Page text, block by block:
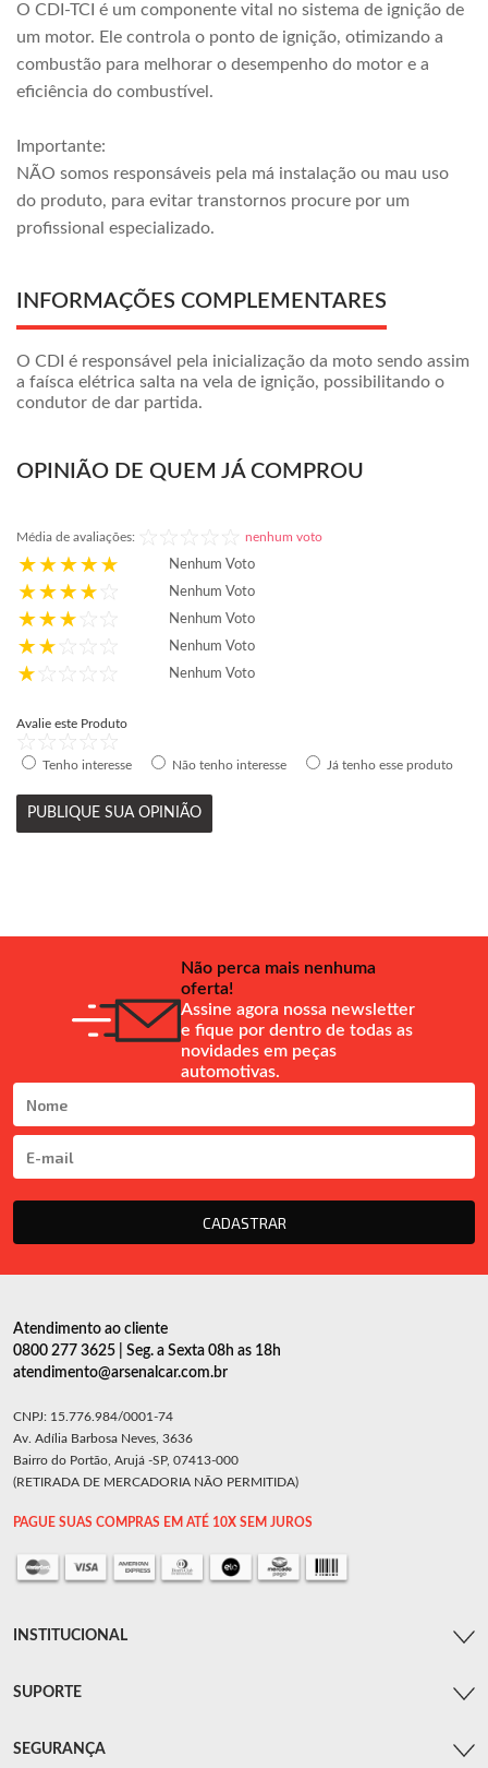
O CDI-TCI é um componente vital no sistema de ignição de
um motor. Ele controla o ponto de ignição, otimizando a
combustão para melhorar o desempenho do motor e a
eficiência do combustível.
Importante:
NÃO somos responsáveis pela má instalação ou mau uso
do produto, para evitar transtornos procure por um
profissional especializado.
INFORMAÇÕES COMPLEMENTARES
O CDI é responsável pela inicialização da moto sendo assim
a faísca elétrica salta na vela de ignição, possibilitando o
condutor de dar partida.
OPINIÃO DE QUEM JÁ COMPROU
Média de avaliações: nenhum voto
Nenhum Voto
Nenhum Voto
Nenhum Voto
Nenhum Voto
Nenhum Voto
Avalie este Produto
Tenho interesse Não tenho interesse Já tenho esse produto
PUBLIQUE SUA OPINIÃO
Não perca mais nenhuma
oferta!
Assine agora nossa newsletter
e fique por dentro de todas as
novidades em peças
automotivas.
CADASTRAR
Atendimento ao cliente
0800 277 3625 | Seg. a Sexta 08h as 18h
atendimento@arsenalcar.com.br
CNPJ: 15.776.984/0001-74
Av. Adília Barbosa Neves, 3636
Bairro do Portão, Arujá -SP, 07413-000
(RETIRADA DE MERCADORIA NÃO PERMITIDA)
PAGUE SUAS COMPRAS EM ATÉ 10X SEM JUROS
INSTITUCIONAL
SUPORTE
SEGURANÇA